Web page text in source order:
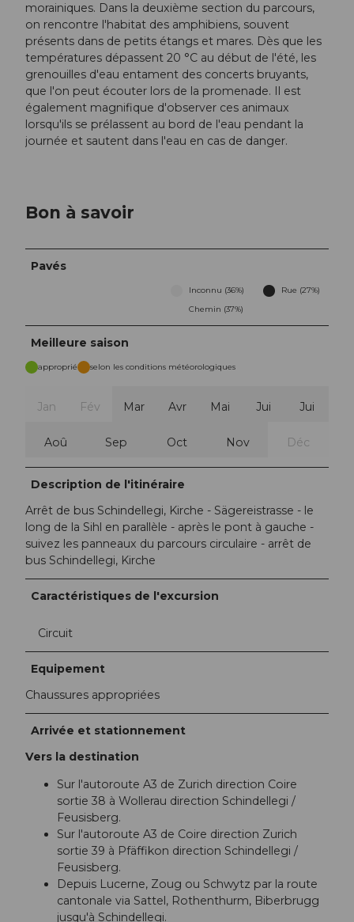
morainiques. Dans la deuxième section du parcours,
on rencontre l'habitat des amphibiens, souvent
présents dans de petits étangs et mares. Dès que les
températures dépassent 20 °C au début de l'été, les
grenouilles d'eau entament des concerts bruyants,
que l'on peut écouter lors de la promenade. Il est
également magnifique d'observer ces animaux
lorsqu'ils se prélassent au bord de l'eau pendant la
journée et sautent dans l'eau en cas de danger.
Bon à savoir
Pavés
Inconnu (36%)
Rue (27%)
Chemin (37%)
Meilleure saison
approprié selon les conditions météorologiques
Jan Fév Mar Avr Mai Jui Jui
Aoû Sep Oct Nov Déc
Description de l'itinéraire
Arrêt de bus Schindellegi, Kirche - Sägereistrasse - le
long de la Sihl en parallèle - après le pont à gauche -
suivez les panneaux du parcours circulaire - arrêt de
bus Schindellegi, Kirche
Caractéristiques de l'excursion
Circuit
Equipement
Chaussures appropriées
Arrivée et stationnement
Vers la destination
Sur l'autoroute A3 de Zurich direction Coire
sortie 38 à Wollerau direction Schindellegi /
Feusisberg.
Sur l'autoroute A3 de Coire direction Zurich
sortie 39 à Pfäffikon direction Schindellegi /
Feusisberg.
Depuis Lucerne, Zoug ou Schwytz par la route
cantonale via Sattel, Rothenthurm, Biberbrugg
jusqu'à Schindellegi.